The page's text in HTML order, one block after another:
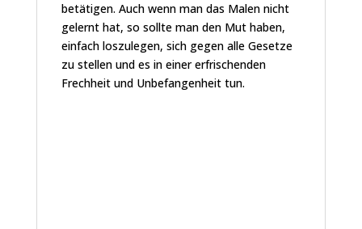
betätigen. Auch wenn man das Malen nicht
gelernt hat, so sollte man den Mut haben,
einfach loszulegen, sich gegen alle Gesetze
zu stellen und es in einer erfrischenden
Frechheit und Unbefangenheit tun.